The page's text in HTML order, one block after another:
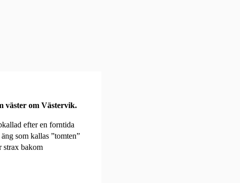
väster om Västervik.
efter en forntida
som kallas ”tomten”
strax bakom